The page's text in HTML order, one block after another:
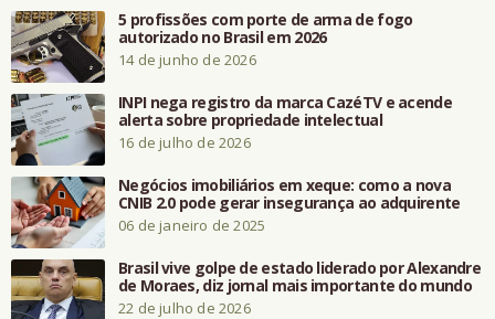
5 profissões com porte de arma de fogo
autorizado no Brasil em 2026
14 de junho de 2026
INPI nega registro da marca CazéTV e acende
alerta sobre propriedade intelectual
16 de julho de 2026
Negócios imobiliários em xeque: como a nova
CNIB 2.0 pode gerar insegurança ao adquirente
06 de janeiro de 2025
Brasil vive golpe de estado liderado por Alexandre
de Moraes, diz jornal mais importante do mundo
22 de julho de 2026